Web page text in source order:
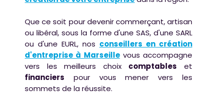
Que ce soit pour devenir commerçant, artisan
ou libéral, sous la forme d'une SAS, d'une SARL
ou d'une EURL, nos conseillers en création
d'entreprise à Marseillevous accompagne
vers les meilleurs choix comptables et
financiers pour vous mener vers les
sommets de la réussite.